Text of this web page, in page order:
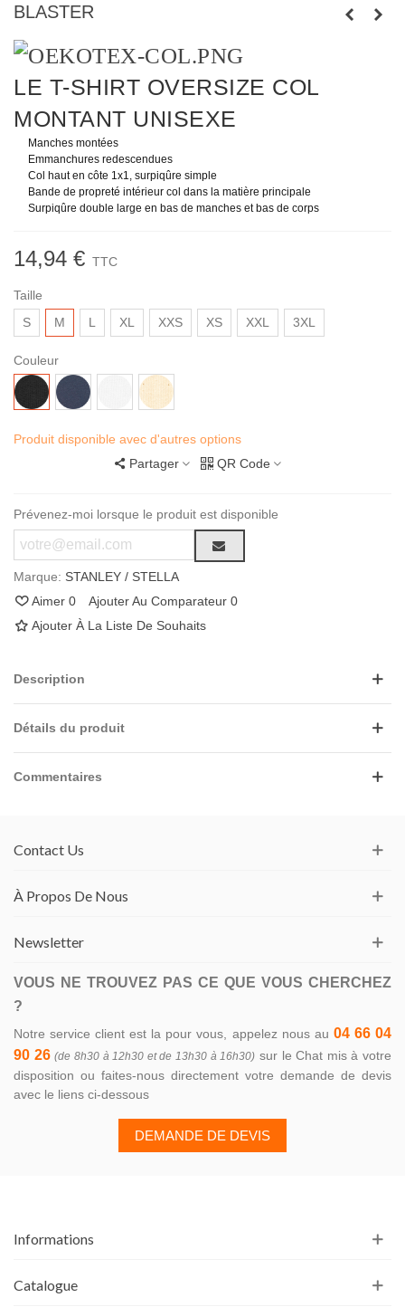
BLASTER
LE T-SHIRT OVERSIZE COL
MONTANT UNISEXE
Manches montées
Emmanchures redescendues
Col haut en côte 1x1, surpiqûre simple
Bande de propreté intérieur col dans la matière principale
Surpiqûre double large en bas de manches et bas de corps
14,94 € TTC
Taille
S
M L XL XXS XS XXL 3XL
Couleur
Noir
India
Ink
Natural
Raw
Produit disponible avec d'autres options
Partager
QR Code
Prévenez-moi lorsque le produit est disponible
Marque: STANLEY / STELLA
Aimer 0 Ajouter Au Comparateur 0
Ajouter À La Liste De Souhaits
Description
Détails du produit
Commentaires
Contact Us
À Propos De Nous
Newsletter
VOUS NE TROUVEZ PAS CE QUE VOUS CHERCHEZ
?
Notre service client est la pour vous, appelez nous au 04 66 04
90 26 (de 8h30 à 12h30 et de 13h30 à 16h30) sur le Chat mis à votre
disposition ou faites-nous directement votre demande de devis
avec le liens ci-dessous
DEMANDE DE DEVIS
Informations
Catalogue